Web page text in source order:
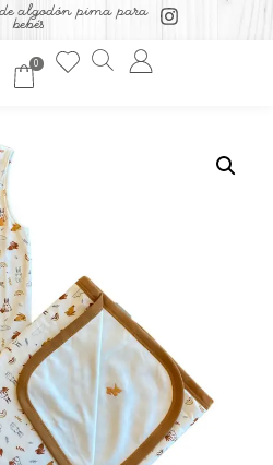
algodón pima para
bebés
0